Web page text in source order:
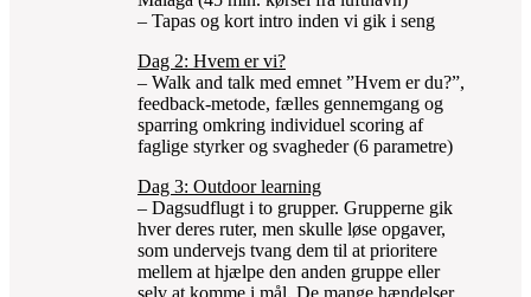
– Tapas og kort intro inden vi gik i seng
Dag 2: Hvem er vi?
– Walk and talk med emnet ”Hvem er du?”,
feedback-metode, fælles gennemgang og
sparring omkring individuel scoring af
faglige styrker og svagheder (6 parametre)
Dag 3: Outdoor learning
– Dagsudflugt i to grupper. Grupperne gik
hver deres ruter, men skulle løse opgaver,
som undervejs tvang dem til at prioritere
mellem at hjælpe den anden gruppe eller
selv at komme i mål. De mange hændelser